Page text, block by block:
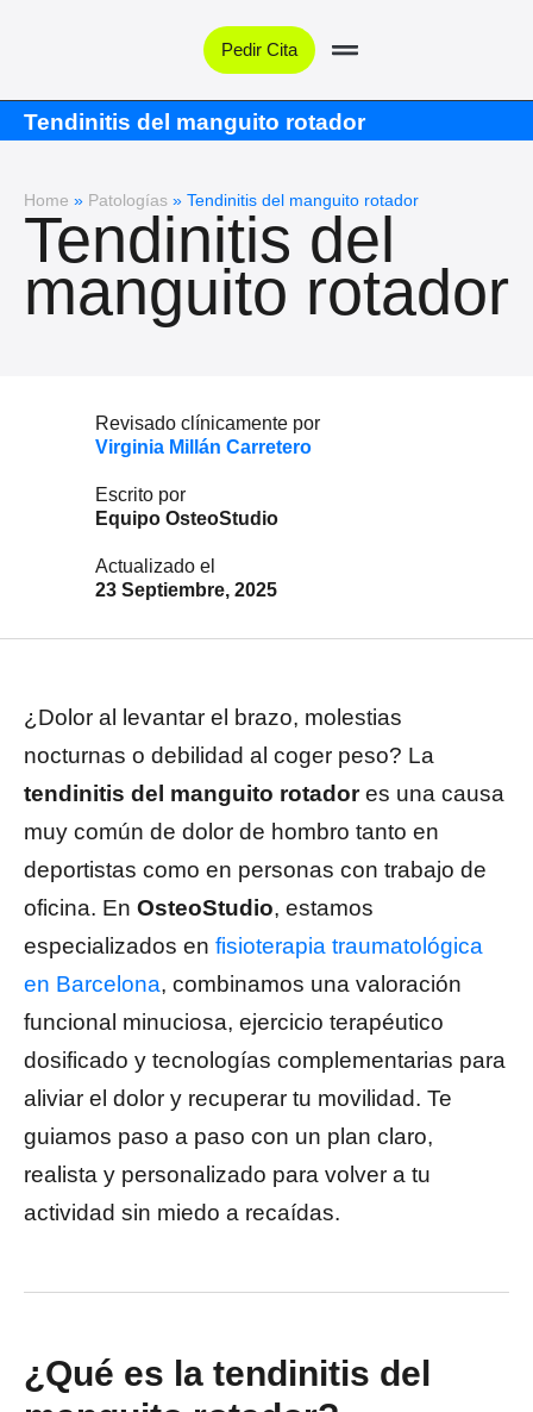
Pedir Cita
Tendinitis del manguito rotador
Home » Patologías » Tendinitis del manguito rotador
Tendinitis del
manguito rotador
Revisado clínicamente por
Virginia Millán Carretero
Escrito por
Equipo OsteoStudio
Actualizado el
23 Septiembre, 2025
¿Dolor al levantar el brazo, molestias
nocturnas o debilidad al coger peso? La
tendinitis del manguito rotadores una causa
muy común de dolor de hombro tanto en
deportistas como en personas con trabajo de
oficina. En OsteoStudio, estamos
especializados en fisioterapia traumatológica
en Barcelona, combinamos una valoración
funcional minuciosa, ejercicio terapéutico
dosificado y tecnologías complementarias para
aliviar el dolor y recuperar tu movilidad. Te
guiamos paso a paso con un plan claro,
realista y personalizado para volver a tu
actividad sin miedo a recaídas.
¿Qué es la tendinitis del